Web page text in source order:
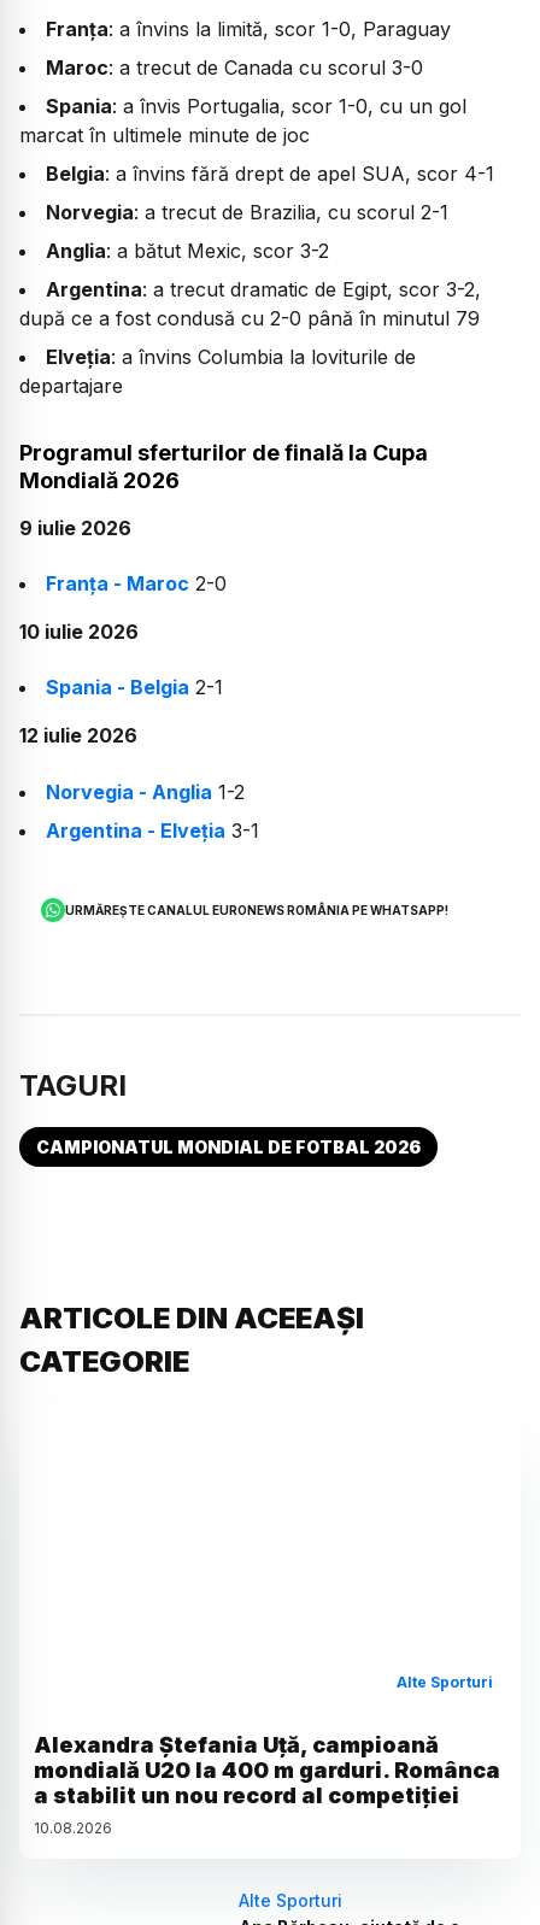
Franța: a învins la limită, scor 1-0, Paraguay
Maroc: a trecut de Canada cu scorul 3-0
Spania: a învis Portugalia, scor 1-0, cu un gol
marcat în ultimele minute de joc
Belgia: a învins fără drept de apel SUA, scor 4-1
Norvegia: a trecut de Brazilia, cu scorul 2-1
Anglia: a bătut Mexic, scor 3-2
Argentina: a trecut dramatic de Egipt, scor 3-2,
după ce a fost condusă cu 2-0 până în minutul 79
Elveția: a învins Columbia la loviturile de
departajare
Programul sferturilor de finală la Cupa
Mondială 2026
9 iulie 2026
Franța - Maroc 2-0
10 iulie 2026
Spania - Belgia 2-1
12 iulie 2026
Norvegia - Anglia 1-2
Argentina - Elveția 3-1
URMĂREȘTE CANALUL EURONEWS ROMÂNIA PE WHATSAPP!
TAGURI
CAMPIONATUL MONDIAL DE FOTBAL 2026
ARTICOLE DIN ACEEAȘI
CATEGORIE
Alte Sporturi
Alexandra Ștefania Uță, campioană
mondială U20 la 400 m garduri. Românca
a stabilit un nou record al competiției
10.08.2026
Alte Sporturi